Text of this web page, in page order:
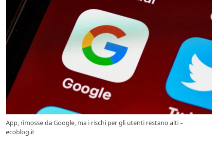
App, rimosse da Google, ma i rischi per gli utenti restano alti –
ecoblog.it